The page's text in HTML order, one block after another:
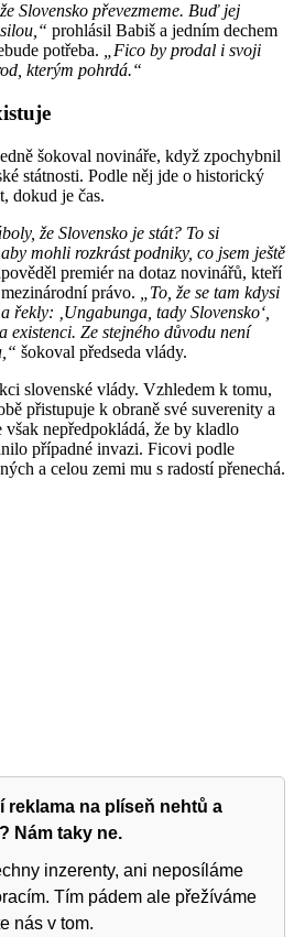
Slovensko převezmeme. Buď jej
prohlásil Babiš a jedním dechem
potřeba.
„Fico by prodal i svoji
kterým pohrdá.“
šokoval novináře, když zpochybnil
státnosti. Podle něj jde o historický
dokud je čas.
že Slovensko je stát? To si
mohli rozkrást podniky, co jsem ještě
premiér na dotaz novinářů, kteří
právo.
„To, že se tam kdysi
řekly: ‚Ungabunga, tady Slovensko‘,
existenci. Ze stejného důvodu není
šokoval předseda vlády.
slovenské vlády. Vzhledem k tomu,
přistupuje k obraně své suverenity a
nepředpokládá, že by kladlo
případné invazi. Ficovi podle
a celou zemi mu s radostí přenechá.
reklama na plíseň nehtů a
Nám taky ne.
inzerenty, ani neposíláme
Tím pádem ale přežíváme
nás v tom.